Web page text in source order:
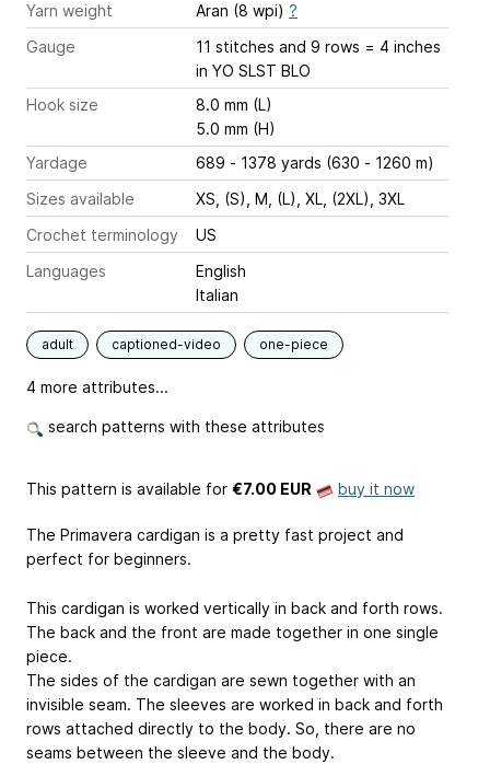
Yarn weight
Aran (8 wpi) ?
Gauge
11 stitches and 9 rows = 4 inches
in YO SLST BLO
Hook size
8.0 mm (L)
5.0 mm (H)
Yardage
689 - 1378 yards (630 - 1260 m)
Sizes available
XS, (S), M, (L), XL, (2XL), 3XL
Crochet terminology
US
Languages
English
Italian
adult captioned-video one-piece
4 more attributes...
search patterns with these attributes
This pattern is available for €7.00 EUR buy it now
The Primavera cardigan is a pretty fast project and
perfect for beginners.
This cardigan is worked vertically in back and forth rows.
The back and the front are made together in one single
piece.
The sides of the cardigan are sewn together with an
invisible seam. The sleeves are worked in back and forth
rows attached directly to the body. So, there are no
seams between the sleeve and the body.